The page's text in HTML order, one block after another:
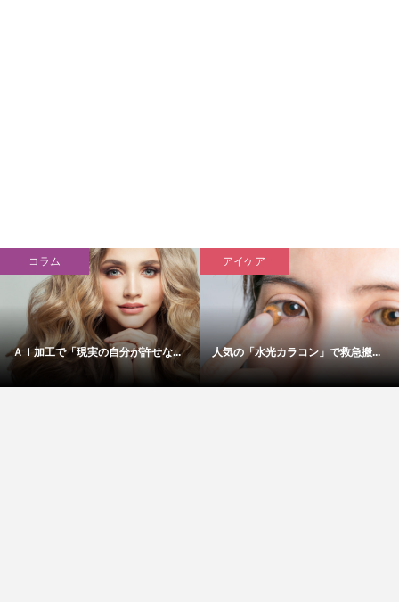
コラム
ＡＩ加工で「現実の自分が許せな...
アイケア
人気の「水光カラコン」で救急搬...